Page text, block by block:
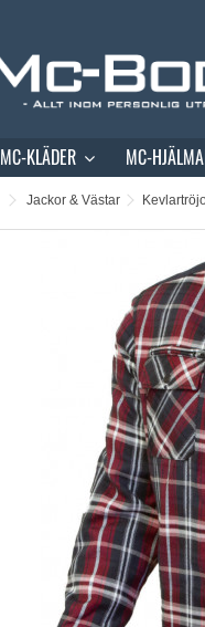
MC-KLÄDER MC-
Jackor & Västar